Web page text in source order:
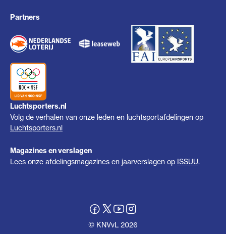
Partners
Luchtsporters.nl
Volg de verhalen van onze leden en luchtsportafdelingen op
Luchtsporters.nl
Magazines en verslagen
Lees onze afdelingsmagazines en jaarverslagen op ISSUU.
© KNVvL 2026